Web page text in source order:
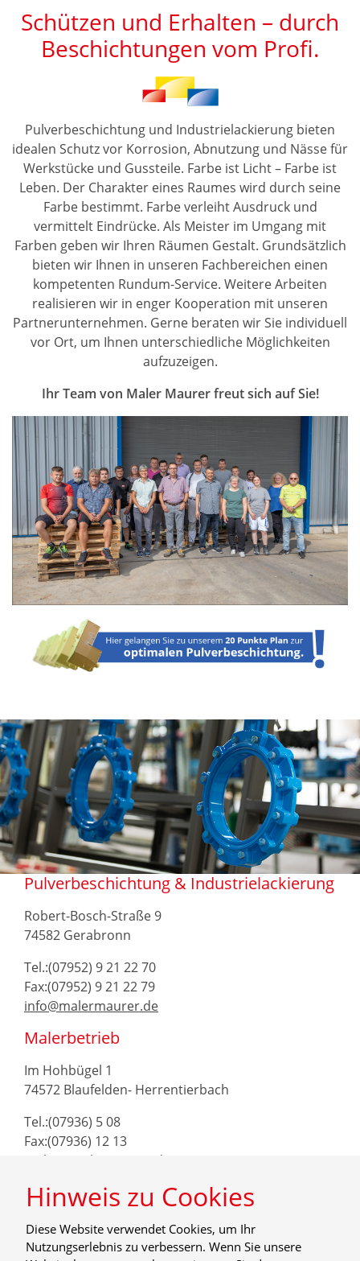
Schützen und Erhalten – durch
Beschichtungen vom Profi.
Pulverbeschichtung und Industrielackierung bieten
idealen Schutz vor Korrosion, Abnutzung und Nässe für
Werkstücke und Gussteile. Farbe ist Licht – Farbe ist
Leben. Der Charakter eines Raumes wird durch seine
Farbe bestimmt. Farbe verleiht Ausdruck und
vermittelt Eindrücke. Als Meister im Umgang mit
Farben geben wir Ihren Räumen Gestalt. Grundsätzlich
bieten wir Ihnen in unseren Fachbereichen einen
kompetenten Rundum-Service. Weitere Arbeiten
realisieren wir in enger Kooperation mit unseren
Partnerunternehmen. Gerne beraten wir Sie individuell
vor Ort, um Ihnen unterschiedliche Möglichkeiten
aufzuzeigen.
Ihr Team von Maler Maurer freut sich auf Sie!
Pulverbeschichtung & Industrielackierung
Robert-Bosch-Straße 9
74582 Gerabronn
Tel.:(07952) 9 21 22 70
Fax:(07952) 9 21 22 79
info@malermaurer.de
Malerbetrieb
Im Hohbügel 1
74572 Blaufelden- Herrentierbach
Tel.:(07936) 5 08
Fax:(07936) 12 13
maler@malermaurer.de
Hinweis zu Cookies
Diese Website verwendet Cookies, um Ihr
Nutzungserlebnis zu verbessern. Wenn Sie unsere